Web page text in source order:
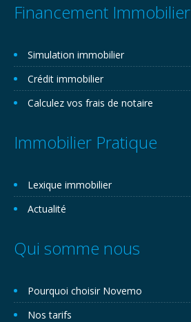
Financement Immobilier
Simulation immobilier
Crédit immobilier
Calculez vos frais de notaire
Immobilier Pratique
Lexique immobilier
Actualité
Qui somme nous
Pourquoi choisir Novemo
Nos tarifs